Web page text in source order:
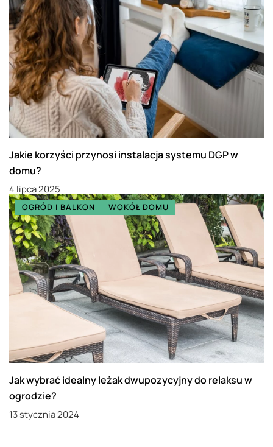
Jakie korzyści przynosi instalacja systemu DGP w
domu?
4 lipca 2025
OGRÓD I BALKON WOKÓŁ DOMU
Jak wybrać idealny leżak dwupozycyjny do relaksu w
ogrodzie?
13 stycznia 2024